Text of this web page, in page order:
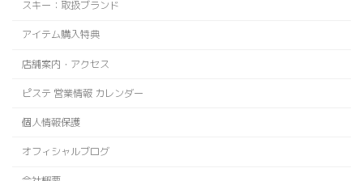
スキー：取扱ブランド
アイテム購入特典
店舗案内・アクセス
ピステ 営業情報 カレンダー
個人情報保護
オフィシャルブログ